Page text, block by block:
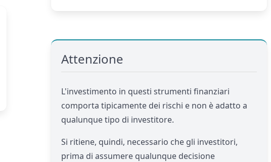
Attenzione
L'investimento in questi strumenti finanziari
comporta tipicamente dei rischi e non è adatto a
qualunque tipo di investitore.
Si ritiene, quindi, necessario che gli investitori,
prima di assumere qualunque decisione